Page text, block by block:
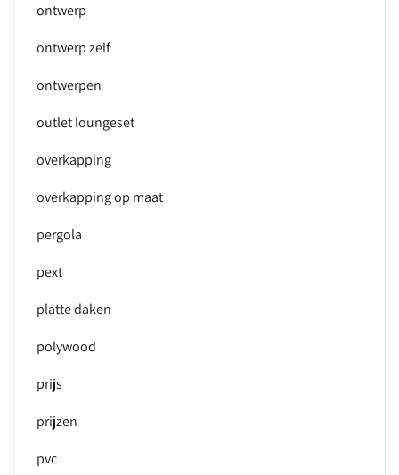
ontwerp
ontwerp zelf
ontwerpen
outlet loungeset
overkapping
overkapping op maat
pergola
pext
platte daken
polywood
prijs
prijzen
pvc